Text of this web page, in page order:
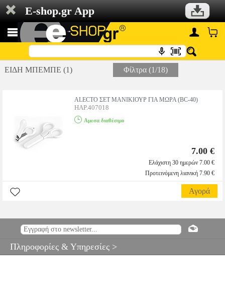
E-shop.gr App
ΕΙΔΗ ΜΠΕΜΠΕ (1) Φίλτρα (1/18)
ALECTO ΣΕΤ ΜΑΝΙΚΙΟΥΡ ΓΙΑ ΜΩΡΑ (BC-40)
HAP.407018
Αμεσα διαθέσιμο
7.00 €
Ελάχιστη 30 ημερών 7.00 €
Προτεινόμενη λιανική 7.90 €
Αγορά
Πληροφορίες & Υπηρεσίες >